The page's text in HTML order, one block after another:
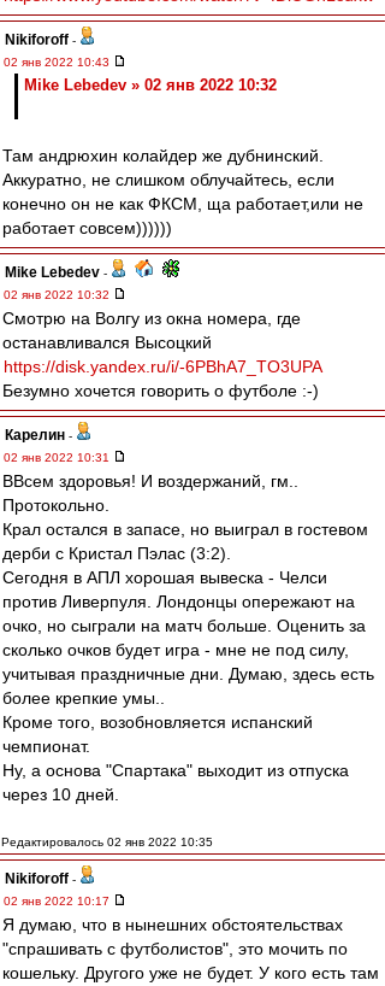
Nikiforoff -
02 янв 2022 10:43
Mike Lebedev » 02 янв 2022 10:32
Там андрюхин колайдер же дубнинский.
Аккуратно, не слишком облучайтесь, если
конечно он не как ФКСМ, ща работает,или не
работает совсем))))))
Mike Lebedev -
02 янв 2022 10:32
Смотрю на Волгу из окна номера, где
останавливался Высоцкий
https://disk.yandex.ru/i/-6PBhA7_TO3UPA
Безумно хочется говорить о футболе :-)
Карелин -
02 янв 2022 10:31
ВВсем здоровья! И воздержаний, гм..
Протокольно.
Крал остался в запасе, но выиграл в гостевом
дерби с Кристал Пэлас (3:2).
Сегодня в АПЛ хорошая вывеска - Челси
против Ливерпуля. Лондонцы опережают на
очко, но сыграли на матч больше. Оценить за
сколько очков будет игра - мне не под силу,
учитывая праздничные дни. Думаю, здесь есть
более крепкие умы..
Кроме того, возобновляется испанский
чемпионат.
Ну, а основа "Спартака" выходит из отпуска
через 10 дней.
Редактировалось 02 янв 2022 10:35
Nikiforoff -
02 янв 2022 10:17
Я думаю, что в нынешних обстоятельствах
"спрашивать с футболистов", это мочить по
кошельку. Другого уже не будет. У кого есть там